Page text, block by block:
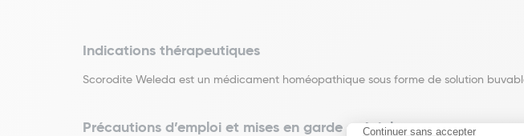
Indications thérapeutiques
Scorodite Weleda est un médicament homéopathique sous forme de solution
Précautions d’emploi et mises en garde spéciales